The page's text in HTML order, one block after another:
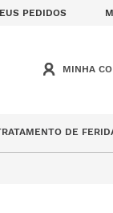
PEDIDOS
DE